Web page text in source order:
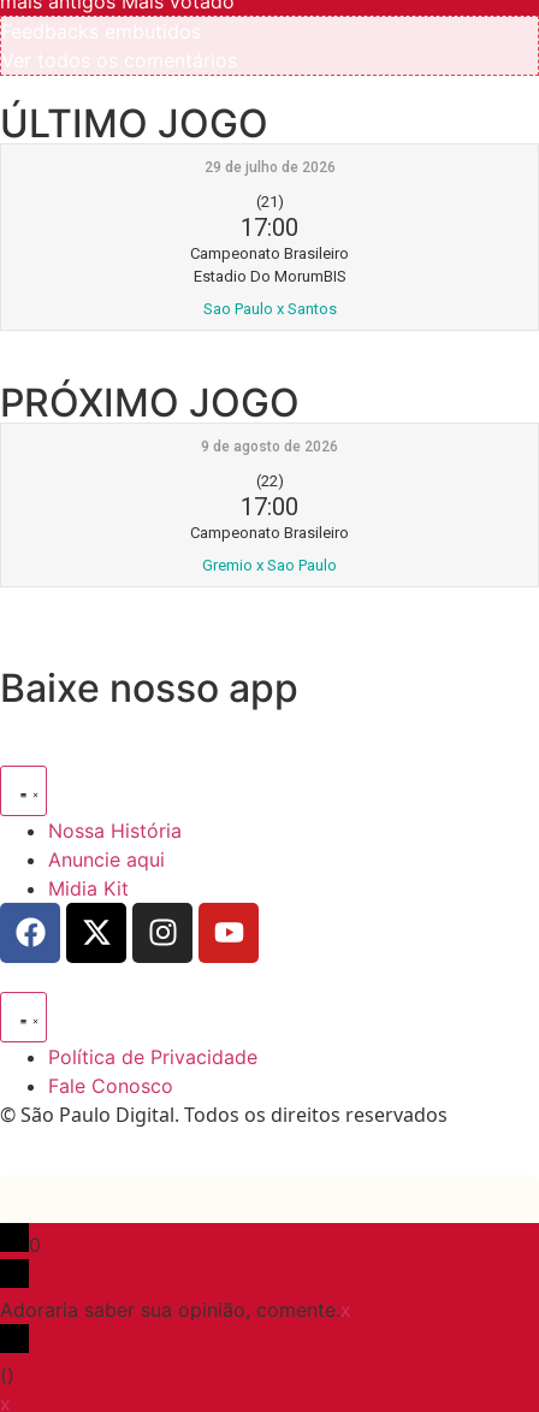
ÚLTIMO JOGO
29 de julho de 2026
(21)
17:00
Campeonato Brasileiro
Estadio Do MorumBIS
Sao Paulo x Santos
PRÓXIMO JOGO
9 de agosto de 2026
(22)
17:00
Campeonato Brasileiro
Gremio x Sao Paulo
Baixe nosso app
Nossa História
Anuncie aqui
Midia Kit
Política de Privacidade
Fale Conosco
© São Paulo Digital. Todos os direitos reservados
0
Adoraria saber sua opinião, comente.x
()
x